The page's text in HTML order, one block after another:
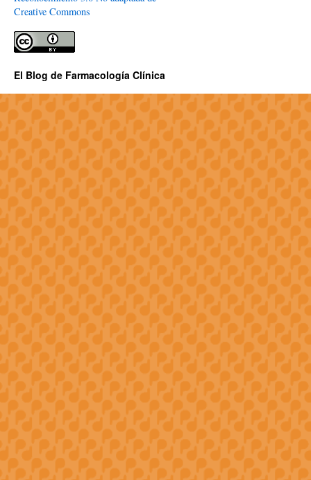
Creative Commons
El Blog de Farmacología Clínica